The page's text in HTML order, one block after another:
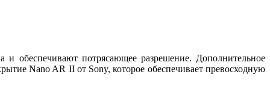
и обеспечивают потрясающее разрешение. Дополнительное
Nano AR II от Sony, которое обеспечивает превосходную